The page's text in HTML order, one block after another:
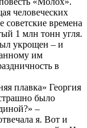
человеческих
советские времена
1 млн тонн угля.
укрощен – и
им
в
плавка» Георгия
было
–
я. Вот и